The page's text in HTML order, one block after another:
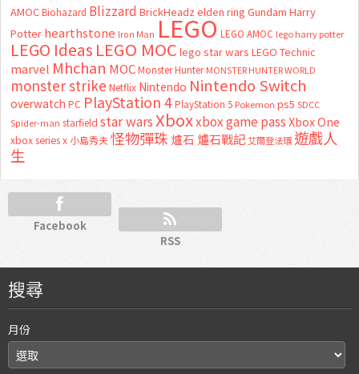
AMOC Biohazard Blizzard BrickHeadz elden ring Gundam Harry
Potter hearthstone Iron Man LEGO LEGO AMOC lego harry potter
LEGO Ideas LEGO MOC lego star wars LEGO Technic
marvel Mhchan MOC Monster Hunter MONSTER HUNTER WORLD
monster strike Netflix Nintendo Nintendo Switch
overwatch PC PlayStation 4 PlayStation 5 Pokemon ps5 SDCC
Spider-man starfield star warsXboxxbox game passXbox One
xbox series x 小島秀夫怪物彈珠 爐石 爐石戰記艾爾登法環 遊戲人
生
Facebook
RSS
搜尋
月份